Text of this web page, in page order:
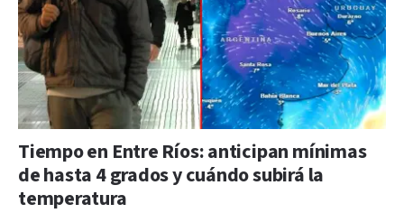
Tiempo en Entre Ríos: anticipan mínimas
de hasta 4 grados y cuándo subirá la
temperatura